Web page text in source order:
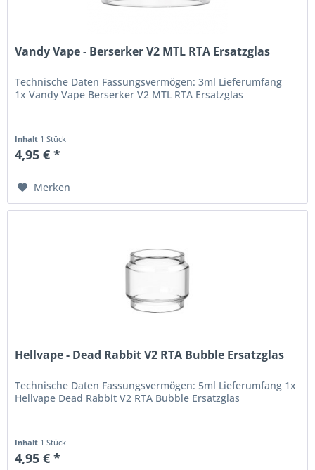
Vandy Vape - Berserker V2 MTL RTA Ersatzglas
Technische Daten Fassungsvermögen: 3ml Lieferumfang
1x Vandy Vape Berserker V2 MTL RTA Ersatzglas
Inhalt 1 Stück
4,95 € *
Merken
Hellvape - Dead Rabbit V2 RTA Bubble Ersatzglas
Technische Daten Fassungsvermögen: 5ml Lieferumfang 1x
Hellvape Dead Rabbit V2 RTA Bubble Ersatzglas
Inhalt 1 Stück
4,95 € *